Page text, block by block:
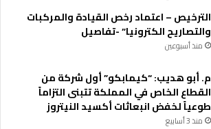
الترخيص – اعتماد رخص القيادة والمركبات
والتصاريح الكترونيا” -تفاصيل
منذ أسبوعين
م. أبو هديب: “كيمابكو” أول شركة من
القطاع الخاص في المملكة تتبنى التزاماً
طوعياً لخفض انبعاثات أكسيد النيتروز
منذ 3 أسابيع